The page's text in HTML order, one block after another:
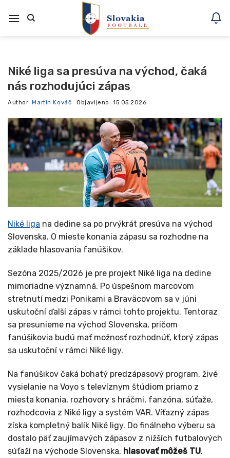
na
Niké liga sa presúva na východ, čaká
nás rozhodujúci zápas
Author: Martin Kováč Objavljeno: 15.05.2026
Niké liga na dedine sa po prvýkrát presúva na východ
Slovenska. O mieste konania zápasu sa rozhodne na
základe hlasovania fanúšikov.
Sezóna 2025/2026 je pre projekt Niké liga na dedine
mimoriadne významná. Po úspešnom marcovom
stretnutí medzi Ponikami a Braväcovom sa v júni
uskutoční ďalší zápas v rámci tohto projektu. Tentoraz
sa presunieme na východ Slovenska, pričom
fanúšikovia budú mať možnosť rozhodnúť, ktorý zápas
sa uskutoční v rámci Niké ligy.
Na fanúšikov čaká bohatý predzápasový program, živé
vysielanie na Voyo s televíznym štúdiom priamo z
miesta konania, rozhovory s hráčmi, fanzóna, súťaže,
rozhodcovia z Niké ligy a systém VAR. Víťazný zápas
získa kompletný balík Niké ligy. Do finálneho výberu sa
dostalo päť zaujímavých zápasov z nižších futbalových
súťaží na východe Slovenska, hlasovať môžeš TU.